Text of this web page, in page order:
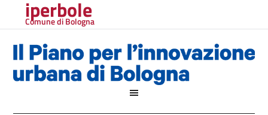
iperbole
Comune di Bologna